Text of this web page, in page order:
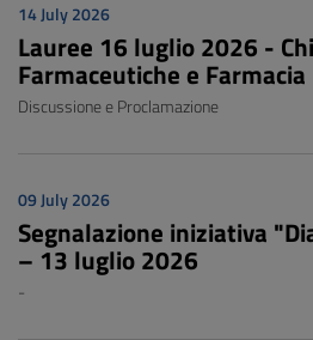
14 July 2026
Lauree 16 luglio 2026 -
Farmaceutiche e Farmacia
Discussione e Proclamazione
09 July 2026
Segnalazione iniziativa
– 13 luglio 2026
-